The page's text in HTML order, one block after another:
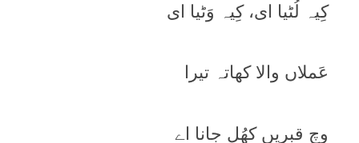
کِیہ لُٹیا ای، کِیہ وَٹیا ای
عَملاں والا کھاتہ تیرا
وِچ قبرِیں کھُل جانا اے